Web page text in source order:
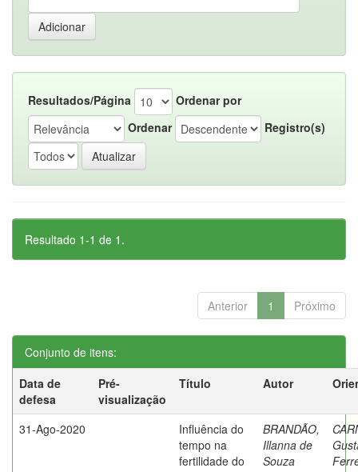
Resultados/Página
Ordenar por
Ordenar
Registro(s)
Resultado 1-1 de 1.
Anterior 1 Próximo
Conjunto de itens:
Data de
defesa
Pré-
visualização
Título Autor
31-Ago-2020
Influência do
tempo na
fertilidade do
BRANDÃO,
Illanna de
Souza